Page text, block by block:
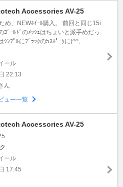
Accessories AV-25
め、NEWﾎｲｰﾙ購入。 前回と同じ15i
ｺﾞｰﾙﾄﾞのﾒｯｼｭはちょいと派手めだっ
ｼﾝﾌﾟﾙにﾌﾞﾗｯｸの5ｽﾎﾟｰｸに(^^;
ール
22:13
ん
ュー一覧
Accessories AV-25
ール
17:45